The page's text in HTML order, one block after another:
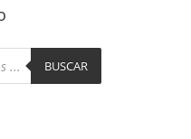
BUSCAR